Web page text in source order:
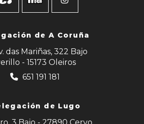
deA Coruña
das Mariñas, 322 Bajo
- 15173 Oleiros
651 191 181
de Lugo